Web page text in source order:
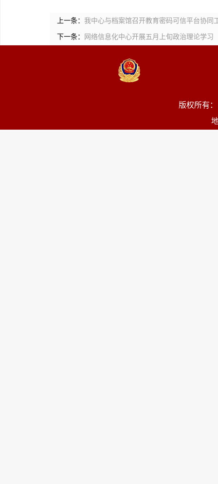
上一条： 我中心与档案馆召开教育密码可信平台协同
下一条： 网络信息化中心开展五月上旬政治理论学习
版权所有